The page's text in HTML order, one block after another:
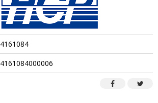
4161084
4161084000006